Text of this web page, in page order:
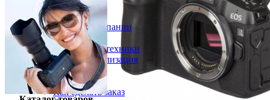
Аксессуары
Слухи
Новости компании
Услуги
Прокат фототехники
Выкуп и реализация
Покупателям
Акции
Как сделать заказ